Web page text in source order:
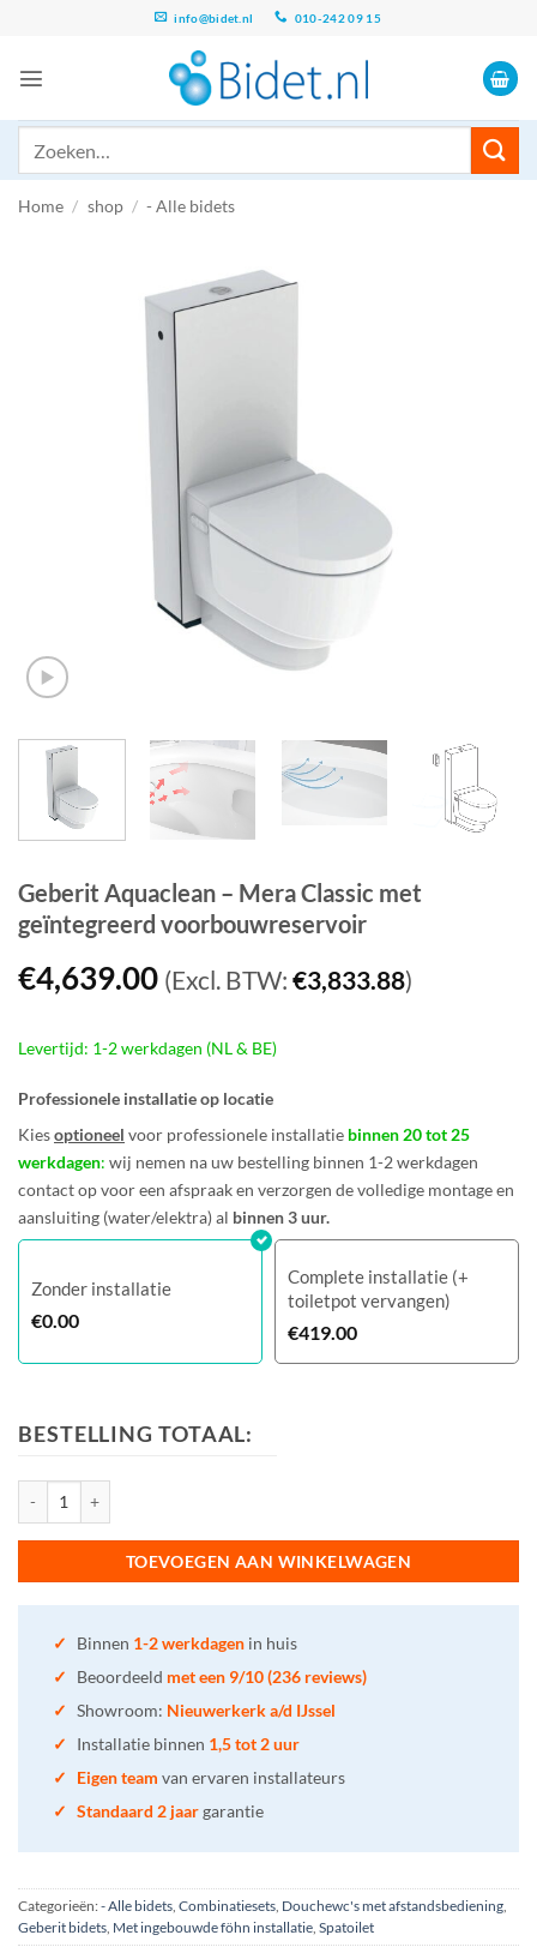
inhoud
info@bidet.nl 010-242 09 15
Home / shop / - Alle bidets
Geberit Aquaclean – Mera Classic met
geïntegreerd voorbouwreservoir
€4,639.00 (Excl. BTW: €3,833.88)
Levertijd: 1-2 werkdagen (NL & BE)
Professionele installatie op locatie
Kiesoptioneel voor professionele installatie binnen 20 tot 25
werkdagen: wij nemen na uw bestelling binnen 1-2 werkdagen
contact op voor een afspraak en verzorgen de volledige montage en
aansluiting (water/elektra) al binnen 3 uur.
Zonder installatie
€0.00
Complete installatie (+
toiletpot vervangen)
€419.00
BESTELLING TOTAAL:
TOEVOEGEN AAN WINKELWAGEN
✓ Binnen 1-2 werkdagen in huis
✓
Beoordeeld met een 9/10 (236 reviews)
✓ Showroom: Nieuwerkerk a/d IJssel
✓
Installatie binnen 1,5 tot 2 uur
✓
Eigen team van ervaren installateurs
✓ Standaard 2 jaargarantie
Categorieën:- Alle bidets Combinatiesets Douchewc's met afstandsbediening
Geberit bidets Met ingebouwde föhn installatie Spatoilet